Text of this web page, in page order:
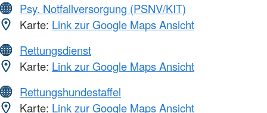
Psy. Notfallversorgung (PSNV/KIT)
Karte: Link zur Google Maps Ansicht
Rettungsdienst
Karte: Link zur Google Maps Ansicht
Rettungshundestaffel
Karte: Link zur Google Maps Ansicht